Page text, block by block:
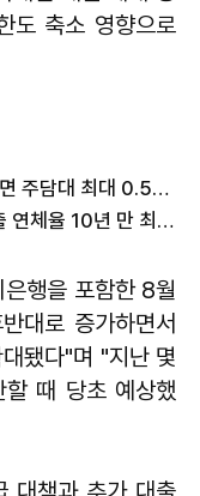
도 축소 영향으로
KB국민은행, 가계대출 더 죈다…비대면 주담대 최대 0.53%p↑
고금리에 빚 못 갚는다…은행 가계대출 연체율 10년 만 최고치
행을 포함한 8월
대로 증가하면서
됐다"며 "지난 몇
할 때 당초 예상했